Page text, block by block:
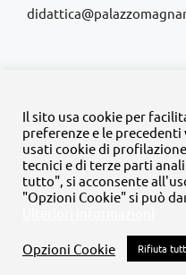
© Copyright 2020 -2026 |
progetto della
Il sito usa cookie per
preferenze e le
usati cookie di
tecnici e di terze parti
tutto", si acconsente
"Opzioni Cookie" si può
Opzioni Cookie Rifiuta